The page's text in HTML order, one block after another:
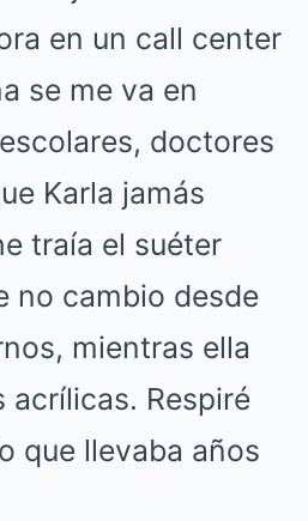
en un call center
se me va en
doctores
Karla jamás
traía el suéter
no cambio desde
mientras ella
acrílicas. Respiré
que llevaba años